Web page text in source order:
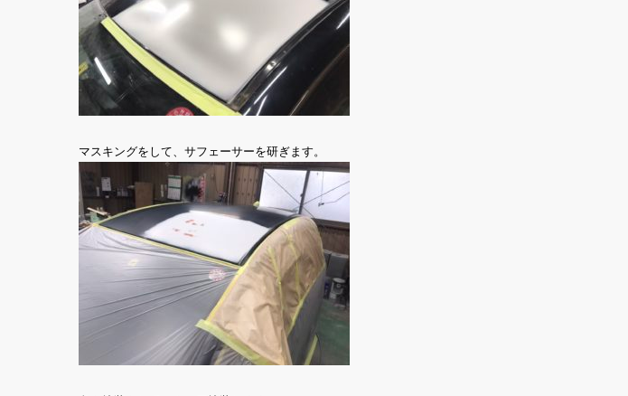
マスキングをして、サフェーサーを研ぎます。